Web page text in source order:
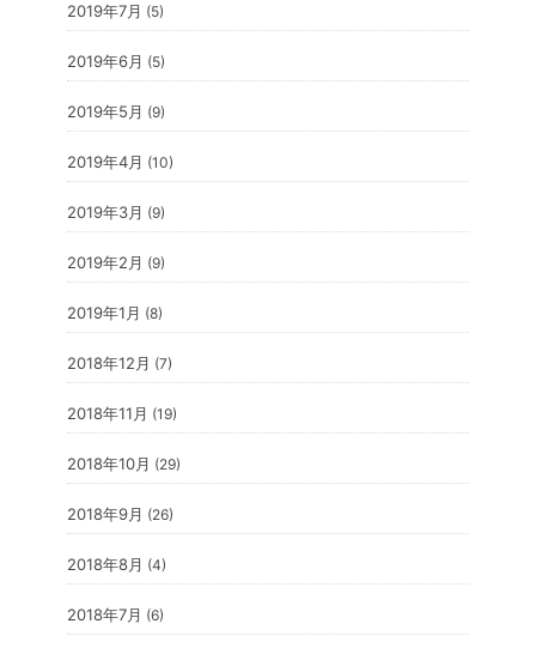
2019年7月 (5)
2019年6月 (5)
2019年5月 (9)
2019年4月 (10)
2019年3月 (9)
2019年2月 (9)
2019年1月 (8)
2018年12月 (7)
2018年11月 (19)
2018年10月 (29)
2018年9月 (26)
2018年8月 (4)
2018年7月 (6)